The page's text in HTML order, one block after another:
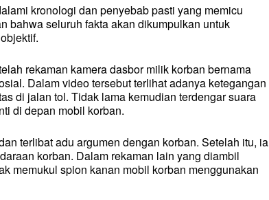
kronologi dan penyebab pasti yang memicu
bahwa seluruh fakta akan dikumpulkan untuk
rekaman kamera dasbor milik korban bernama
Dalam video tersebut terlihat adanya ketegangan
di jalan tol. Tidak lama kemudian terdengar suara
di depan mobil korban.
terlibat adu argumen dengan korban. Setelah itu, ia
korban. Dalam rekaman lain yang diambil
memukul spion kanan mobil korban menggunakan